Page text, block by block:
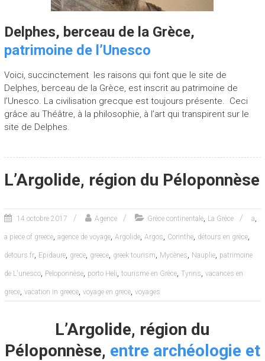
Delphes, berceau de la Grèce,
patrimoine de l’Unesco
Voici, succinctement les raisons qui font que le site de
Delphes, berceau de la Grèce, est inscrit au patrimoine de
l’Unesco. La civilisation grecque est toujours présente. Ceci
grâce au Théâtre, à la philosophie, à l’art qui transpirent sur le
site de Delphes.
L’Argolide, région du Péloponnèse
14 octobre 2017 Agence Grèce continentale, La Grèce a
a piece of greece, agence de voyage, Argolide, Argos Corinthe, détours en grèce,
detours.fr, Epidaure, grece, greece, greek tourism Mycènes Nauplie, patrimoine
de L'unesco, Peloponnèse, porto Heli tourisme en Grèce, Tyrins vacances en
grece, vacation in greece, voyage en grece, voyages
L’Argolide, région du
Péloponnèse, entre archéologie et